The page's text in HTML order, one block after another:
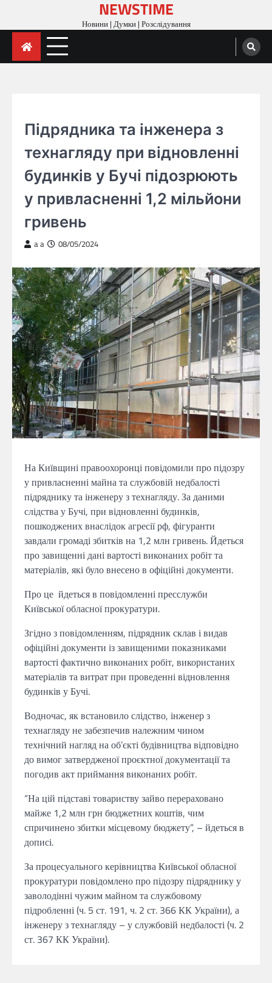
content
NEWSTIME
Новини | Думки | Розслідування
Підрядника та інженера з
технагляду при відновленні
будинків у Бучі підозрюють
у привласненні 1,2 мільйони
гривень
a a 08/05/2024
На Київщині правоохоронці повідомили про підозру
у привласненні майна та службовій недбалості
підряднику та інженеру з технагляду. За даними
слідства у Бучі, при відновленні будинків,
пошкоджених внаслідок агресії рф, фігуранти
завдали громаді збитків на 1,2 млн гривень. Йдеться
про завищенні дані вартості виконаних робіт та
матеріалів, які було внесено в офіційні документи.
Про це йдеться в повідомленні пресслужби
Київської обласної прокуратури.
Згідно з повідомленням, підрядник склав і видав
офіційні документи із завищеними показниками
вартості фактично виконаних робіт, використаних
матеріалів та витрат при проведенні відновлення
будинків у Бучі.
Водночас, як встановило слідство, інженер з
технагляду не забезпечив належним чином
технічний нагляд на об’єкті будівництва відповідно
до вимог затвердженої проєктної документації та
погодив акт приймання виконаних робіт.
“На цій підставі товариству зайво перераховано
майже 1,2 млн грн бюджетних коштів, чим
спричинено збитки місцевому бюджету”, – йдеться в
дописі.
За процесуального керівництва Київської обласної
прокуратури повідомлено про підозру підряднику у
заволодінні чужим майном та службовому
підробленні (ч. 5 ст. 191, ч. 2 ст. 366 КК України), а
інженеру з технагляду – у службовій недбалості (ч. 2
ст. 367 КК України).